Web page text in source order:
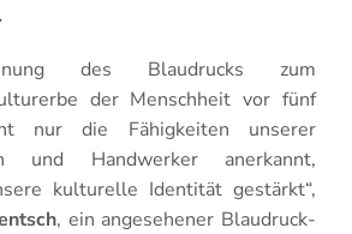
des Blaudrucks zum
der Menschheit vor fünf
nur die Fähigkeiten unserer
und Handwerker anerkannt,
kulturelle Identität gestärkt“,
, ein angesehener Blaudruck-